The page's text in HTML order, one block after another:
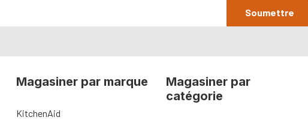
Magasiner par marque
KitchenAid
Magasiner par
catégorie